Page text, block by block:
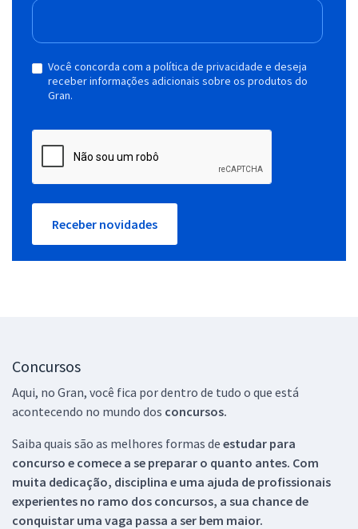
Você concorda com a política de privacidade e deseja
receber informações adicionais sobre os produtos do
Gran.
Receber novidades
Concursos
Aqui, no Gran, você fica por dentro de tudo o que está
acontecendo no mundo dos concursos.
Saiba quais são as melhores formas de estudar para
concurso e comece a se preparar o quanto antes. Com
muita dedicação, disciplina e uma ajuda de profissionais
experientes no ramo dos concursos, a sua chance de
conquistar uma vaga passa a ser bem maior.